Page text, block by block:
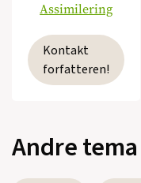
Assimilering
Kontakt
forfatteren!
Andre tema